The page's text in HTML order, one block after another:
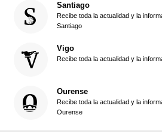
Santiago
Recibe toda la actualidad y la
Santiago
Vigo
Recibe toda la actualidad y la
Ourense
Recibe toda la actualidad y la
Ourense